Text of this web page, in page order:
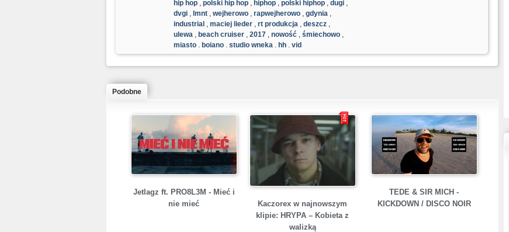
hip hop , polski hip hop , hiphop , polski hiphop , dugi ,
dvgi , lmnt , wejherowo , rapwejherowo , gdynia ,
industrial , maciej lieder , rt produkcja , deszcz ,
ulewa , beach cruiser , 2017 , nowość , śmiechowo ,
miasto , bojano , studio wnęka , hh , vid
Podobne
Jetlagz ft. PRO8L3M - Mieć i
nie mieć
Kaczorex w najnowszym
klipie: HRYPA – Kobieta z
walizką
TEDE & SIR MICH -
KICKDOWN / DISCO NOIR